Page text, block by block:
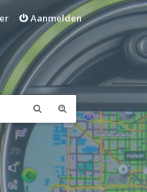
Aanmelden